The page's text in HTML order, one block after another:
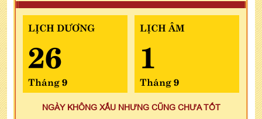
LỊCH DƯƠNG
26
Tháng 9
LỊCH ÂM
1
Tháng 9
NGÀY KHÔNG XẤU NHƯNG CŨNG CHƯA TỐT